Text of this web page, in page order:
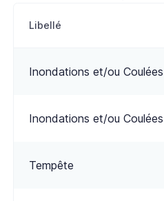
Libellé
Inondations et/ou
Inondations et/ou
Tempête